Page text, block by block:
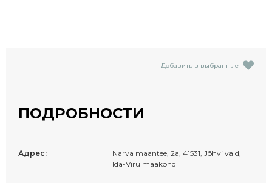
Добавить в выбранные
ПОДРОБНОСТИ
Адрес:
Narva maantee, 2a, 41531, Jõhvi vald,
Ida-Viru maakond